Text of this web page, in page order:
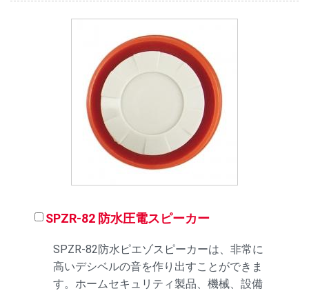
SPZR-82 防水圧電スピーカー
SPZR-82防水ピエゾスピーカーは、非常に
高いデシベルの音を作り出すことができま
す。ホームセキュリティ製品、機械、設備